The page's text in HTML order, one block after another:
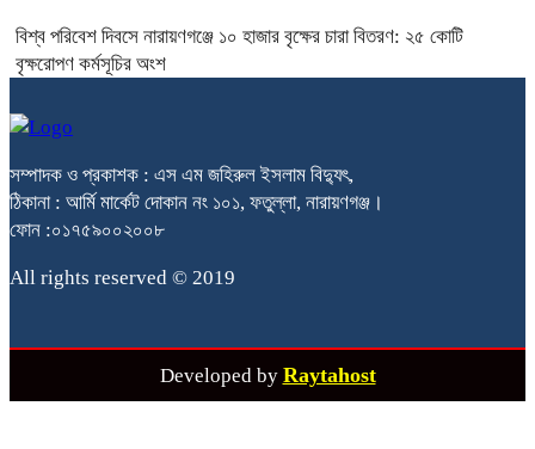
বিশ্ব পরিবেশ দিবসে নারায়ণগঞ্জে ১০ হাজার বৃক্ষের চারা বিতরণ: ২৫ কোটি
বৃক্ষরোপণ কর্মসূচির অংশ
সম্পাদক ও প্রকাশক : এস এম জহিরুল ইসলাম বিদ্যুৎ,
ঠিকানা : আর্মি মার্কেট দোকান নং ১০১, ফতুল্লা, নারায়ণগঞ্জ।
ফোন :০১৭৫৯০০২০০৮
All rights reserved © 2019
Developed by Raytahost